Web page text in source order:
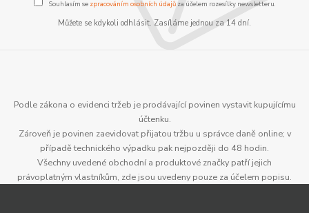
Souhlasím se zpracováním osobních údajůza účelem rozesílky newsletteru.
Můžete se kdykoli odhlásit. Zasíláme jednou za 14 dní.
Podle zákona o evidenci tržeb je prodávající povinen vystavit kupujícímu
účtenku.
Zároveň je povinen zaevidovat přijatou tržbu u správce daně online; v
případě technického výpadku pak nejpozději do 48 hodin.
Všechny uvedené obchodní a produktové značky patří jejich
právoplatným vlastníkům, zde jsou uvedeny pouze za účelem popisu.